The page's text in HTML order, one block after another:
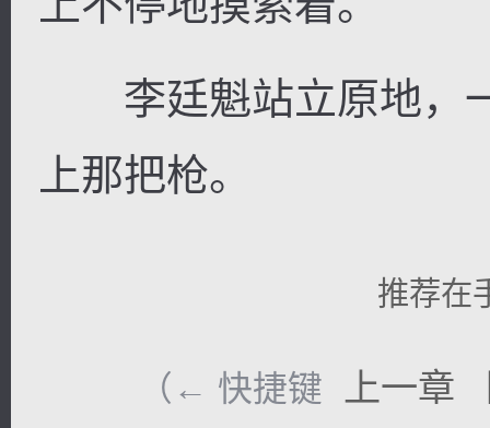
李廷魁站立原地，
上那把枪。
推荐在
（← 快捷键 上一章